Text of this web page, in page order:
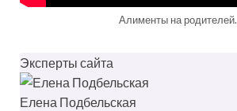
Алименты на родителей.
Эксперты сайта
Елена Подбельская